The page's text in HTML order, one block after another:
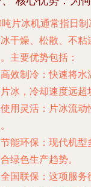
片冰机通常指日
干燥、松散、不
主要优势包括：
高效制冷 ：快速将
冰，冷却速度远超
使用灵活 ：片冰流
节能环保 ：现代机
绿色生产趋势。
全国联保 ：这项服